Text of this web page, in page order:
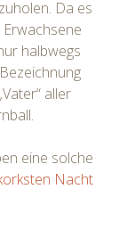
Da es
halbwegs
aller
eine solche
Nacht